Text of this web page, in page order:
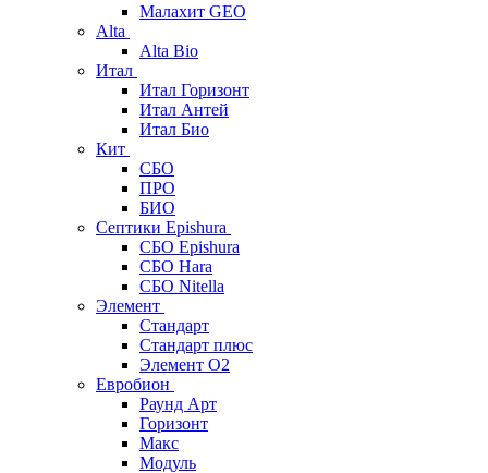
Малахит GEO
Alta
Alta Bio
Итал
Итал Горизонт
Итал Антей
Итал Био
Кит
СБО
ПРО
БИО
Септики Epishura
СБО Epishura
СБО Hara
СБО Nitella
Элемент
Стандарт
Стандарт плюс
Элемент О2
Евробион
Раунд Арт
Горизонт
Макс
Модуль